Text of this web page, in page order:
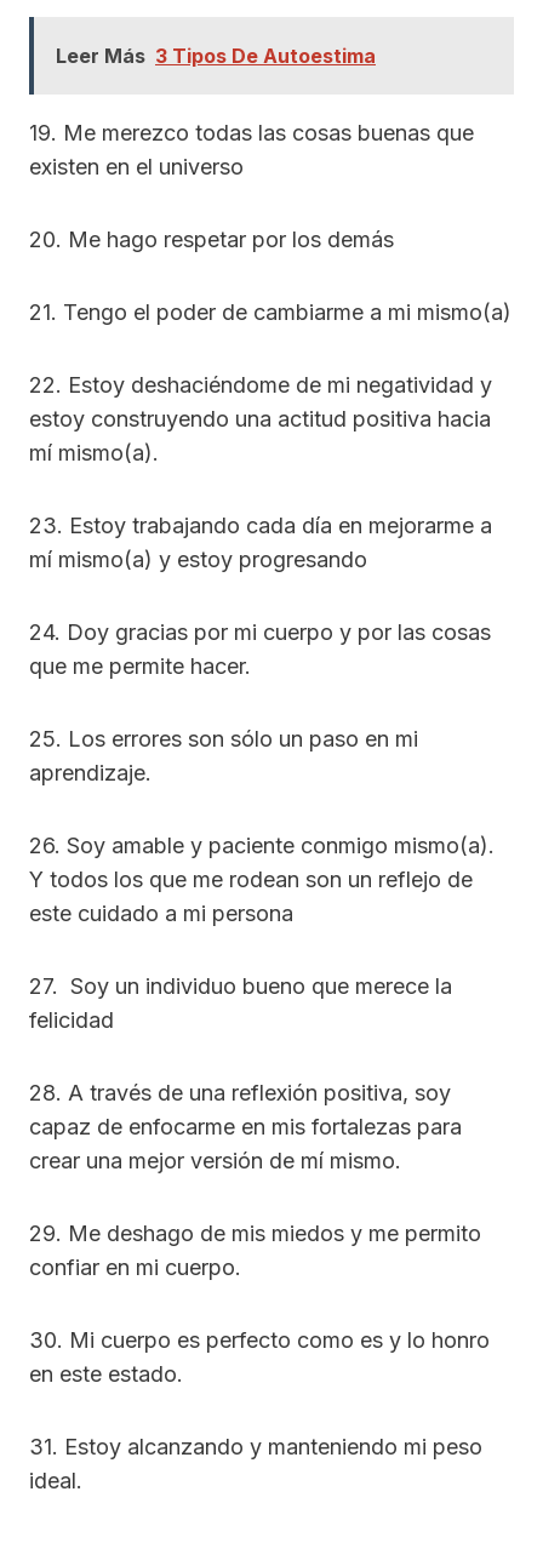
Leer Más 3 Tipos De Autoestima
19. Me merezco todas las cosas buenas que
existen en el universo
20. Me hago respetar por los demás
21. Tengo el poder de cambiarme a mi mismo(a)
22. Estoy deshaciéndome de mi negatividad y
estoy construyendo una actitud positiva hacia
mí mismo(a).
23. Estoy trabajando cada día en mejorarme a
mí mismo(a) y estoy progresando
24. Doy gracias por mi cuerpo y por las cosas
que me permite hacer.
25. Los errores son sólo un paso en mi
aprendizaje.
26. Soy amable y paciente conmigo mismo(a).
Y todos los que me rodean son un reflejo de
este cuidado a mi persona
27. Soy un individuo bueno que merece la
felicidad
28. A través de una reflexión positiva, soy
capaz de enfocarme en mis fortalezas para
crear una mejor versión de mí mismo.
29. Me deshago de mis miedos y me permito
confiar en mi cuerpo.
30. Mi cuerpo es perfecto como es y lo honro
en este estado.
31. Estoy alcanzando y manteniendo mi peso
ideal.